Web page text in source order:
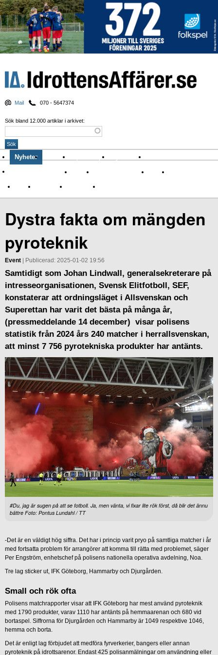
Mail 070 - 5647374
Sök bland 12.000 artiklar i arkivet:
Nyheter Krönikor Sport & spel Nyhetsbrev
Om Idrottens Affärer
Affärer I spåren av Corona Arena
Namn Sponsring TV-nyheter
Dystra fakta om mängden
pyroteknik
Event | Publicerad: 2025-01-02 19:56
Samtidigt som Johan Lindwall, generalsekreterare på
intresseorganisationen, Svensk Elitfotboll, SEF,
konstaterar att ordningsläget i Allsvenskan och
Superettan har varit det bästa på många år,
(pressmeddelande 14 december) visar polisens
statistik från 2024 års 240 matcher i herrallsvenskan,
att minst 7 756 pyrotekniska produkter har antänts.
#Du, jag är sugen på att se fotboll. Ja, men vänta, vi fixar lite rök först, då blir det ännu
bättre Foto: Pontus Lundahl / TT
-Det är en väldigt hög siffra. Det har i princip varit pryo på samtliga matcher i år
med fortsatta problem för arrangörer att komma till rätta med problemet, säger
Per Engström, enhetschef på polisens nationella operativa avdelning, Noa.
Tre lag sticker ut, IFK Göteborg, Hammarby och Djurgården.
Small och rök ofta
Polisens matchrapporter visar att IFK Göteborg har mest använd pyroteknik
med 1790 produkter, varav 1110 har antänts på hemmaarenan och 680 vid
bortaspel. Siffrorna för Djurgården och Hammarby är 1049 respektive 1046,
hemma och borta.
Det är enligt lag förbjudet att medföra fyrverkerier, bangers eller annan
pyroteknik på idrottsarenor. Endast 425 polisanmälningar om användning eller